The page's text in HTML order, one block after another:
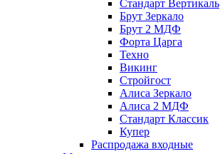
Стандарт Вертикаль
Брут Зеркало
Брут 2 МДФ
Форта Царга
Техно
Викинг
Стройгост
Алиса Зеркало
Алиса 2 МДФ
Стандарт Классик
Купер
Распродажа входные